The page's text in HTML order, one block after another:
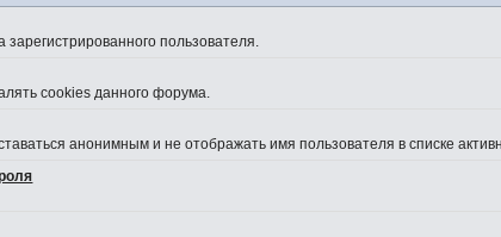
зарегистрированного пользователя.
cookies данного форума.
анонимным и не отображать имя пользователя в списке